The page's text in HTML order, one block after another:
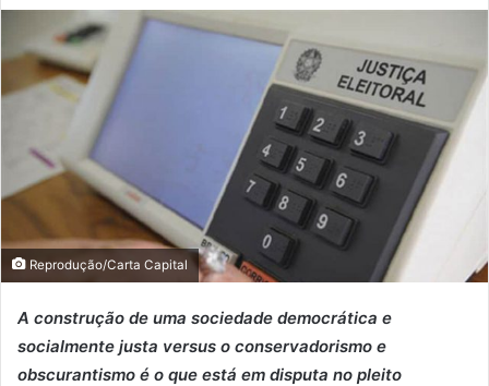
Reprodução/Carta Capital
A construção de uma sociedade democrática e
socialmente justa versus o conservadorismo e
obscurantismo é o que está em disputa no pleito